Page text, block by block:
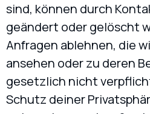
sind, können durch
geändert oder gelöscht
Anfragen ablehnen, die
ansehen oder zu deren
gesetzlich nicht
Schutz deiner